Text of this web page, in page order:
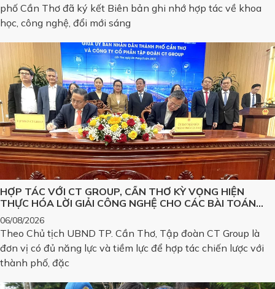
phố Cần Thơ đã ký kết Biên bản ghi nhớ hợp tác về khoa
học, công nghệ, đổi mới sáng
HỢP TÁC VỚI CT GROUP, CẦN THƠ KỲ VỌNG HIỆN
THỰC HÓA LỜI GIẢI CÔNG NGHỆ CHO CÁC BÀI TOÁN
LỚN
06/08/2026
Theo Chủ tịch UBND TP. Cần Thơ, Tập đoàn CT Group là
đơn vị có đủ năng lực và tiềm lực để hợp tác chiến lược với
thành phố, đặc